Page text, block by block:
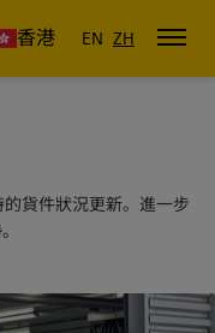
香港 EN ZH
貨件狀況更新。進一步